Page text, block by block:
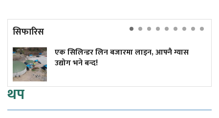
सिफारिस
एक सिलिन्डर लिन बजारमा लाइन, आफ्नै ग्यास
उद्योग भने बन्द!
थप